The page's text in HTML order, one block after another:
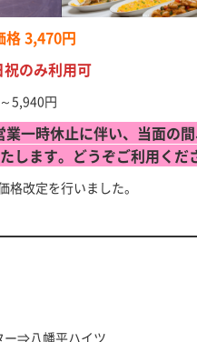
格3,470円
のみ利用可
5,940円
一時休止に伴い、当面の
します。どうぞご利用くだ
改定を行いました。
⇒八幡平ハイツ